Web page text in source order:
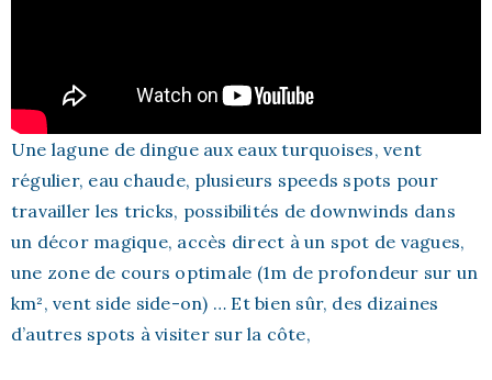
Une lagune de dingue aux eaux turquoises, vent
régulier, eau chaude, plusieurs speeds spots pour
travailler les tricks, possibilités de downwinds dans
un décor magique, accès direct à un spot de vagues,
une zone de cours optimale (1m de profondeur sur un
km², vent side side-on) … Et bien sûr, des dizaines
d’autres spots à visiter sur la côte,